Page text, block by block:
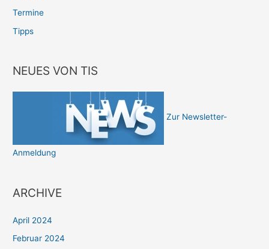
Termine
Tipps
NEUES VON TIS
Zur Newsletter-
Anmeldung
ARCHIVE
April 2024
Februar 2024